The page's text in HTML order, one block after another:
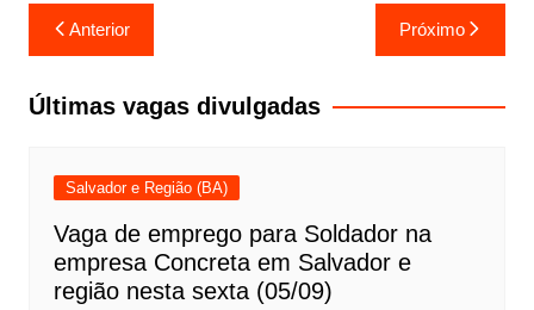
Navegação
de
Post
Anterior Próximo
Últimas vagas divulgadas
Salvador e Região (BA)
Vaga de emprego para Soldador na
empresa Concreta em Salvador e
região nesta sexta (05/09)